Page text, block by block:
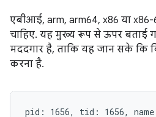
एबीआई, arm, arm64, x86 या
चाहिए. यह मुख्य रूप से ऊपर बताई
मददगार है, ताकि यह जान सके कि
करना है.